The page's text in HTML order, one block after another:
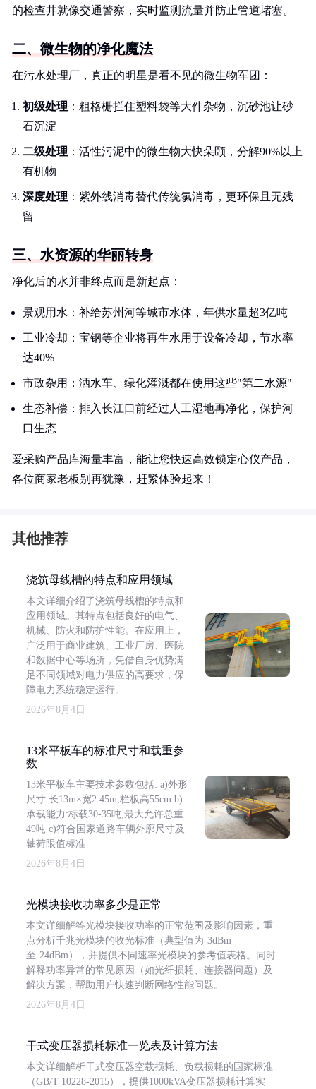
的检查井就像交通警察，实时监测流量并防止管道堵塞。
二、微生物的净化魔法
在污水处理厂，真正的明星是看不见的微生物军团：
初级处理 ：粗格栅拦住塑料袋等大件杂物，沉砂池让砂
石沉淀
二级处理 ：活性污泥中的微生物大快朵颐，分解90%以上
有机物
深度处理 ：紫外线消毒替代传统氯消毒，更环保且无残
留
三、水资源的华丽转身
净化后的水并非终点而是新起点：
景观用水：补给苏州河等城市水体，年供水量超3亿吨
工业冷却：宝钢等企业将再生水用于设备冷却，节水率
达40%
市政杂用：洒水车、绿化灌溉都在使用这些"第二水源"
生态补偿：排入长江口前经过人工湿地再净化，保护河
口生态
爱采购产品库海量丰富，能让您快速高效锁定心仪产品，
各位商家老板别再犹豫，赶紧体验起来！
其他推荐
浇筑母线槽的特点和应用领域
本文详细介绍了浇筑母线槽的特点和
应用领域。其特点包括良好的电气、
机械、防火和防护性能。在应用上，
广泛用于商业建筑、工业厂房、医院
和数据中心等场所，凭借自身优势满
足不同领域对电力供应的高要求，保
障电力系统稳定运行。
2026年8月4日
13米平板车的标准尺寸和载重参
数
13米平板车主要技术参数包括: a)外形
尺寸:长13m×宽2.45m,栏板高55cm b)
承载能力:标载30-35吨,最大允许总重
49吨 c)符合国家道路车辆外廓尺寸及
轴荷限值标准
2026年8月4日
光模块接收功率多少是正常
本文详细解答光模块接收功率的正常范围及影响因素，重
点分析千兆光模块的收光标准（典型值为-3dBm
至-24dBm），并提供不同速率光模块的参考值表格。同时
解释功率异常的常见原因（如光纤损耗、连接器问题）及
解决方案，帮助用户快速判断网络性能问题。
2026年8月4日
干式变压器损耗标准一览表及计算方法
本文详细解析干式变压器空载损耗、负载损耗的国家标准
（GB/T 10228-2015），提供1000kVA变压器损耗计算实